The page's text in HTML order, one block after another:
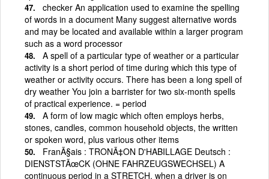
checker An application used to examine the spelling
of words in a document Many suggest alternative words
and may be located and available within a larger program
such as a word processor
A spell of a particular type of weather or a particular
activity is a short period of time during which this type of
weather or activity occurs. There has been a long spell of
dry weather You join a barrister for two six-month spells
of practical experience. = period
A form of low magic which often employs herbs,
stones, candles, common household objects, the written
or spoken word, plus various other items
FranÃ§ais : TRONÃ‡ON D'HABILLAGE Deutsch :
DIENSTSTÃœCK (OHNE FAHRZEUGSWECHSEL) A
continuous period in a STRETCH, when a driver is on